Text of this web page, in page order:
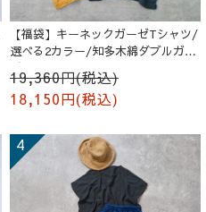
【福袋】キーネックガーゼTシャツ/
選べる2カラー/知多木綿ダブルガー
19,360円(税込)
18,150円(税込)